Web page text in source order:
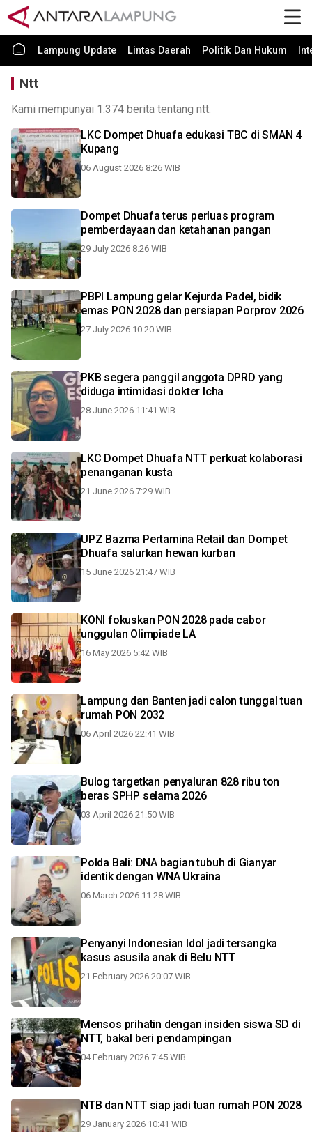
Lampung Update Lintas Daerah Politik Dan Hukum
Ntt
Kami mempunyai 1.374 berita tentang ntt.
LKC Dompet Dhuafa edukasi TBC di SMAN 4
Kupang
06 August 2026 8:26 WIB
Dompet Dhuafa terus perluas program
pemberdayaan dan ketahanan pangan
29 July 2026 8:26 WIB
PBPI Lampung gelar Kejurda Padel, bidik
emas PON 2028 dan persiapan Porprov 2026
27 July 2026 10:20 WIB
PKB segera panggil anggota DPRD yang
diduga intimidasi dokter Icha
28 June 2026 11:41 WIB
LKC Dompet Dhuafa NTT perkuat kolaborasi
penanganan kusta
21 June 2026 7:29 WIB
UPZ Bazma Pertamina Retail dan Dompet
Dhuafa salurkan hewan kurban
15 June 2026 21:47 WIB
KONI fokuskan PON 2028 pada cabor
unggulan Olimpiade LA
16 May 2026 5:42 WIB
Lampung dan Banten jadi calon tunggal tuan
rumah PON 2032
06 April 2026 22:41 WIB
Bulog targetkan penyaluran 828 ribu ton
beras SPHP selama 2026
03 April 2026 21:50 WIB
Polda Bali: DNA bagian tubuh di Gianyar
identik dengan WNA Ukraina
06 March 2026 11:28 WIB
Penyanyi Indonesian Idol jadi tersangka
kasus asusila anak di Belu NTT
21 February 2026 20:07 WIB
Mensos prihatin dengan insiden siswa SD di
NTT, bakal beri pendampingan
04 February 2026 7:45 WIB
NTB dan NTT siap jadi tuan rumah PON 2028
29 January 2026 10:41 WIB